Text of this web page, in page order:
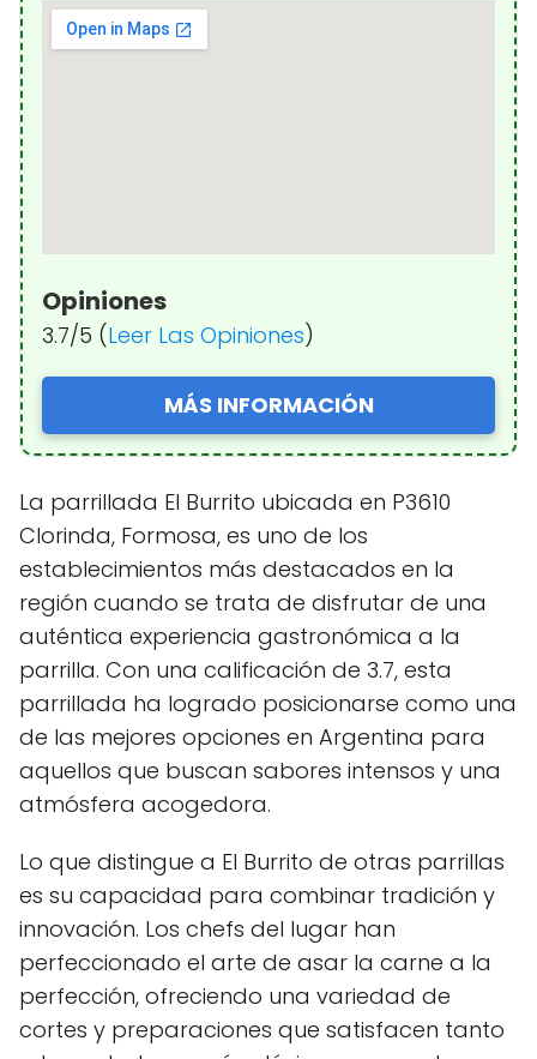
Opiniones
3.7/5 (Leer Las Opiniones)
MÁS INFORMACIÓN
La parrillada El Burrito ubicada en P3610
Clorinda, Formosa, es uno de los
establecimientos más destacados en la
región cuando se trata de disfrutar de una
auténtica experiencia gastronómica a la
parrilla. Con una calificación de 3.7, esta
parrillada ha logrado posicionarse como una
de las mejores opciones en Argentina para
aquellos que buscan sabores intensos y una
atmósfera acogedora.
Lo que distingue a El Burrito de otras parrillas
es su capacidad para combinar tradición y
innovación. Los chefs del lugar han
perfeccionado el arte de asar la carne a la
perfección, ofreciendo una variedad de
cortes y preparaciones que satisfacen tanto